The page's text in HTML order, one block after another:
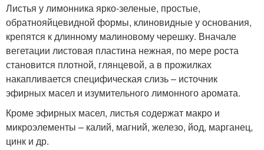
Листья у лимонника ярко-зеленые, простые,
обратнояйцевидной формы, клиновидные у основания,
крепятся к длинному малиновому черешку. Вначале
вегетации листовая пластина нежная, по мере роста
становится плотной, глянцевой, а в прожилках
накапливается специфическая слизь – источник
эфирных масел и изумительного лимонного аромата.
Кроме эфирных масел, листья содержат макро и
микроэлементы – калий, магний, железо, йод, марганец,
цинк и др.